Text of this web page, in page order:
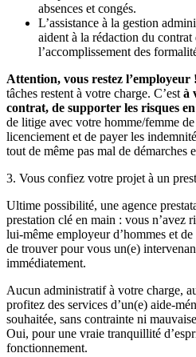
absences et congés.
L’assistance à la gestion
aident à la rédaction du contrat
l’accomplissement des
Attention, vous restez l’employeur !
tâches restent à votre charge. C’est à
contrat, de supporter les risques
de litige avec votre homme/femme
licenciement et de payer les
tout de même pas mal de démarches
3. Vous confiez votre projet à un
Ultime possibilité, une agence
prestation clé en main : vous n’avez
lui-même employeur d’hommes et
de trouver pour vous un(e)
immédiatement.
Aucun administratif à votre charge,
profitez des services d’un(e) aide-
souhaitée, sans contrainte ni
Oui, pour une vraie tranquillité
fonctionnement.